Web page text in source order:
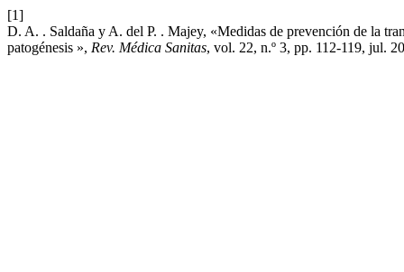
[1]
D. A. . Saldaña y A. del P. . Majey, «Medidas de prevención de la
patogénesis », Rev. Médica Sanitas, vol. 22, n.º 3, pp. 112-119, jul.